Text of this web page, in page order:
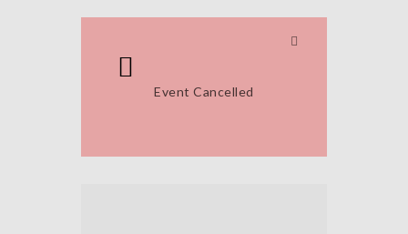
Event Cancelled